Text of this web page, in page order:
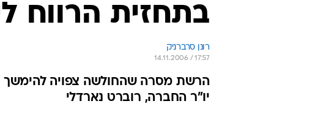
בתחזית הרווח
רונן סרברניק
14.11.2006 / 17:57
יו"ר החברה, רוברט נארדלי